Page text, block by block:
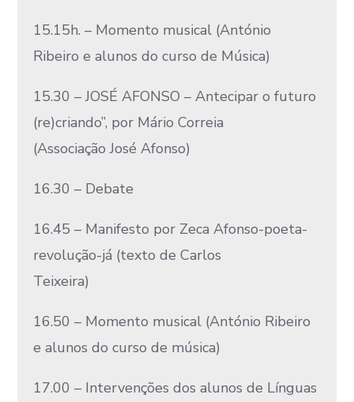
15.15h. – Momento musical (António
Ribeiro e alunos do curso de Música)
15.30 – JOSÉ AFONSO – Antecipar o futuro
(re)criando”, por Mário Correia
(Associação José Afonso)
16.30 – Debate
16.45 – Manifesto por Zeca Afonso-poeta-
revolução-já (texto de Carlos
Teixeira)
16.50 – Momento musical (António Ribeiro
e alunos do curso de música)
17.00 – Intervenções dos alunos de Línguas